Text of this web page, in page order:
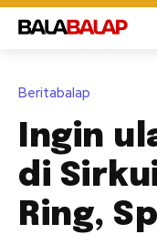
Beritabalap
Ingin
di
Ring,